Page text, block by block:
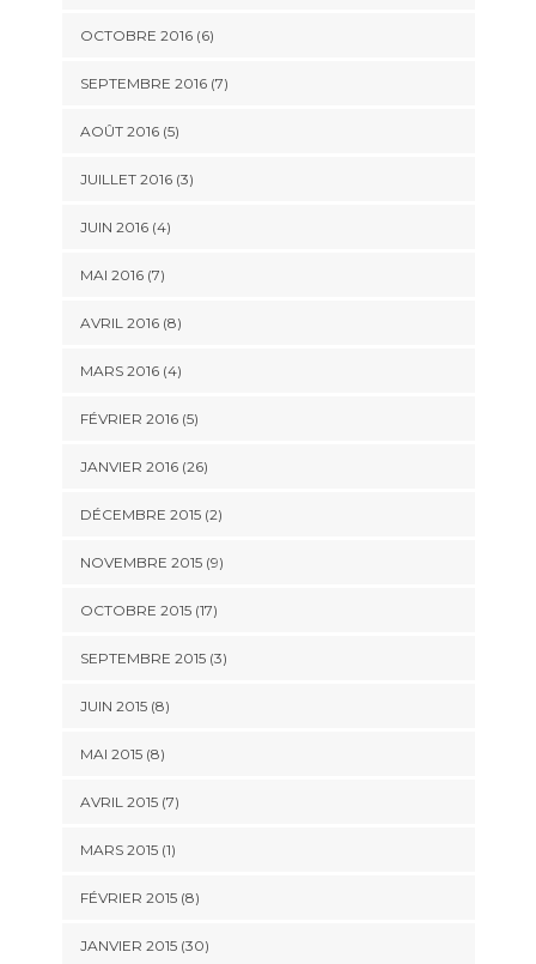
OCTOBRE 2016 (6)
SEPTEMBRE 2016 (7)
AOÛT 2016 (5)
JUILLET 2016 (3)
JUIN 2016 (4)
MAI 2016 (7)
AVRIL 2016 (8)
MARS 2016 (4)
FÉVRIER 2016 (5)
JANVIER 2016 (26)
DÉCEMBRE 2015 (2)
NOVEMBRE 2015 (9)
OCTOBRE 2015 (17)
SEPTEMBRE 2015 (3)
JUIN 2015 (8)
MAI 2015 (8)
AVRIL 2015 (7)
MARS 2015 (1)
FÉVRIER 2015 (8)
JANVIER 2015 (30)